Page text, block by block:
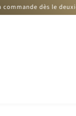
le deuxième article